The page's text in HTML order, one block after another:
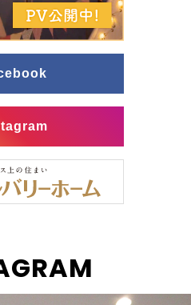
インナーガレージ 家族の
ナーガレージを設け、リビ
な間取りに インナーガレー